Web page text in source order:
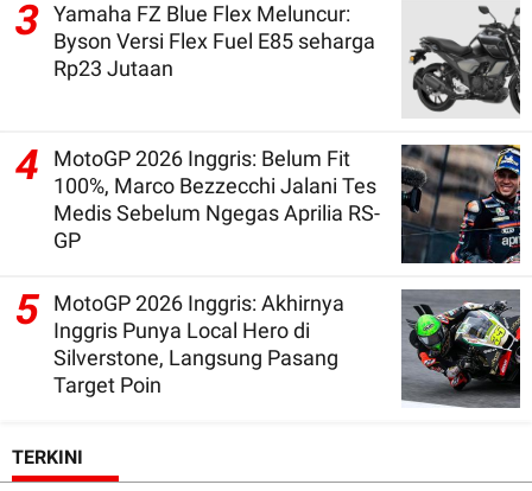
3 Yamaha FZ Blue Flex Meluncur:
Byson Versi Flex Fuel E85 seharga
Rp23 Jutaan
4
MotoGP 2026 Inggris: Belum Fit
100%, Marco Bezzecchi Jalani Tes
Medis Sebelum Ngegas Aprilia RS-
GP
5 MotoGP 2026 Inggris: Akhirnya
Inggris Punya Local Hero di
Silverstone, Langsung Pasang
Target Poin
TERKINI